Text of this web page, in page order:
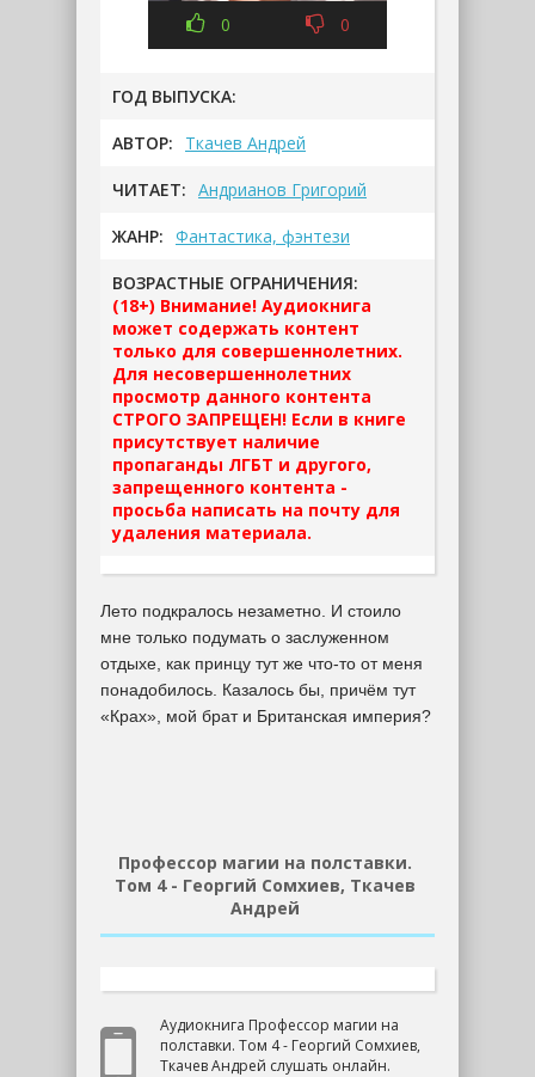
0 0
ГОД ВЫПУСКА:
АВТОР: Ткачев Андрей
ЧИТАЕТ: Андрианов Григорий
ЖАНР: Фантастика, фэнтези
ВОЗРАСТНЫЕ ОГРАНИЧЕНИЯ:
(18+) Внимание! Аудиокнига
может содержать контент
только для совершеннолетних.
Для несовершеннолетних
просмотр данного контента
СТРОГО ЗАПРЕЩЕН! Если в книге
присутствует наличие
пропаганды ЛГБТ и другого,
запрещенного контента -
просьба написать на почту для
удаления материала.
Лето подкралось незаметно. И стоило
мне только подумать о заслуженном
отдыхе, как принцу тут же что-то от меня
понадобилось. Казалось бы, причём тут
«Крах», мой брат и Британская империя?
Профессор магии на полставки.
Том 4 - Георгий Сомхиев, Ткачев
Андрей
Аудиокнига Профессор магии на
полставки. Том 4 - Георгий Сомхиев,
Ткачев Андрей слушать онлайн.